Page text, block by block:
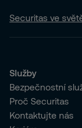
Securitas ve
Služby
Bezpečnostní
Proč Securitas
Kontaktujte nás